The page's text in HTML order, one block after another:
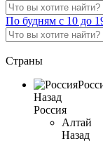
По будням с 10 до
Страны
Назад
Россия
Алтай
Назад